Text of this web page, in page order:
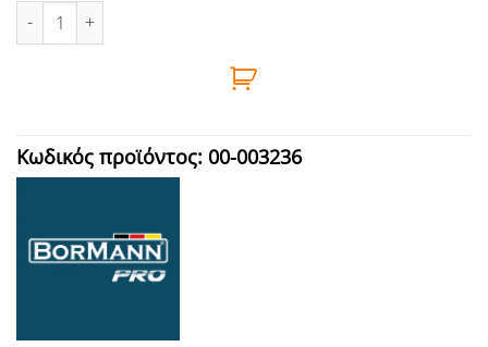
ΜΕΤΑΛΛΙΚΟ ΚΑΛΑΘΑΚΙ ΜΠΑΝΙΟΥ 6L , ΓΚΡΙ , ΜΗΧΑΝΙΣΜΟΣ
Κωδικός προϊόντος: 00-003236